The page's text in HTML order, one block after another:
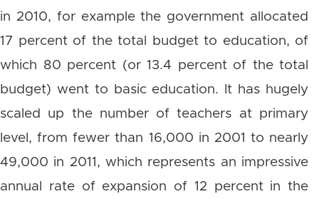
in 2010, for example the government allocated
17 percent of the total budget to education, of
which 80 percent (or 13.4 percent of the total
budget) went to basic education. It has hugely
scaled up the number of teachers at primary
level, from fewer than 16,000 in 2001 to nearly
49,000 in 2011, which represents an impressive
annual rate of expansion of 12 percent in the